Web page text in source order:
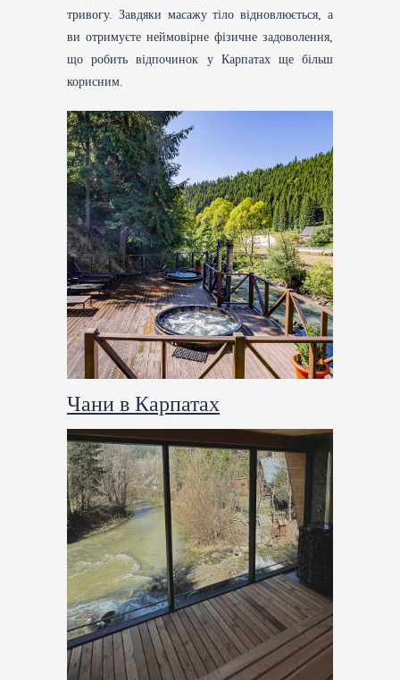
тривогу. Завдяки масажу тіло відновлюється, а
ви отримуєте неймовірне фізичне задоволення,
що робить відпочинок у Карпатах ще більш
корисним.
Чани в Карпатах